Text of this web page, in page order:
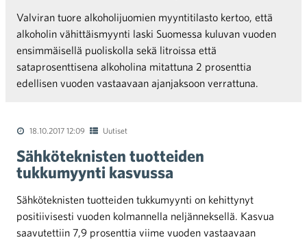
Valviran tuore alkoholijuomien myyntitilasto kertoo, että
alkoholin vähittäismyynti laski Suomessa kuluvan vuoden
ensimmäisellä puoliskolla sekä litroissa että
sataprosenttisena alkoholina mitattuna 2 prosenttia
edellisen vuoden vastaavaan ajanjaksoon verrattuna.
18.10.2017 12:09 Uutiset
Sähköteknisten tuotteiden
tukkumyynti kasvussa
Sähköteknisten tuotteiden tukkumyynti on kehittynyt
positiivisesti vuoden kolmannella neljänneksellä. Kasvua
saavutettiin 7,9 prosenttia viime vuoden vastaavaan